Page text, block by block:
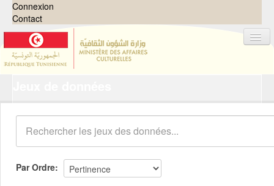
Connexion
Contact
Organisations
Groupes
Demandes 0
À propos
Par Ordre